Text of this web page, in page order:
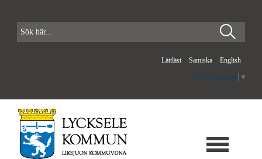
Lättläst Samiska English
Select Language ▼